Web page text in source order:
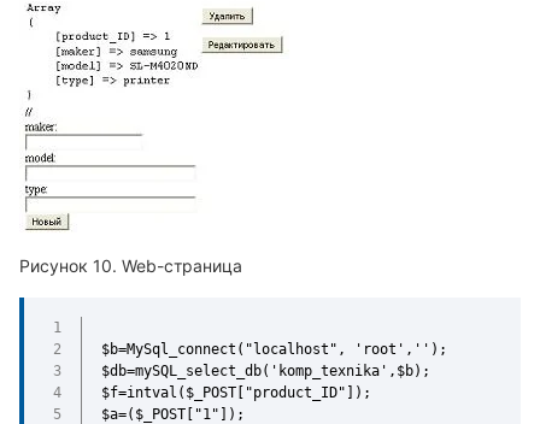
Web-страница
$b=MySql_connect("localhost", 'root','');
$db=mySQL_select_db('komp_texnika',$b);
$f=intval($_POST["product_ID"]);
$a=($_POST["1"]);